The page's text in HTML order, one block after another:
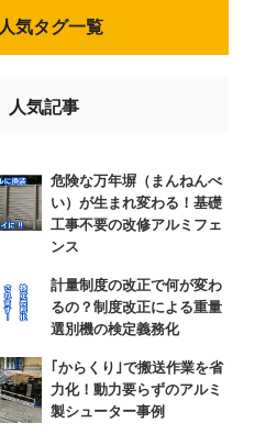
人気タグ一覧
人気記事
危険な万年塀（まんねんべ
い）が生まれ変わる！基礎
工事不要の改修アルミフェ
ンス
計量制度の改正で何が変わ
るの？制度改正による重量
選別機の検定義務化
｢からくり｣で搬送作業を省
力化！動力要らずのアルミ
製シューター事例